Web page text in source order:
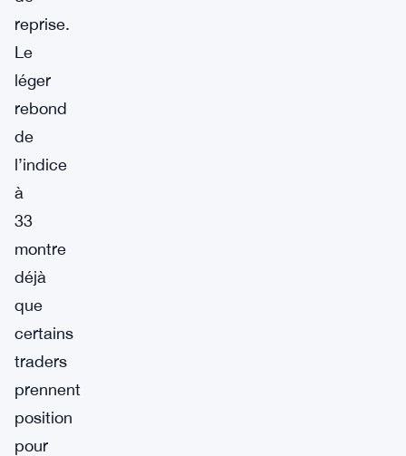
reprise.
Le
léger
rebond
de
l’indice
à
33
montre
déjà
que
certains
traders
prennent
position
pour